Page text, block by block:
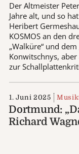
Der Altmeister
Jahre alt, und so
Heribert
KOSMOS an den
„Walküre“ und
Konwitschnys, aber
zur
1. Juni 2025
Dortmund:
Richard